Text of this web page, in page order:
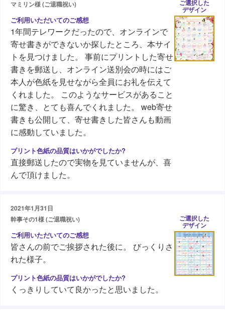
マミリン様 (ご退職祝い)
1年間テレワークだったので、オンラインで
寄せ書きができないか探したところ、本サイ
トを見つけました。 事前にプリントした寄せ
書きを郵送し、オンライン送別会の時にはご
本人が色紙を見せながら全員にお礼を伝えて
くれました。 このようなサービスがあること
に驚き、とても喜んでくれました。 web寄せ
書きも公開して、寄せ書きした皆さんも動画
に感動していました。
直接郵送したので実物を見ていませんが、喜
んで頂けました。
ご選択した
デザイン
2021年1月31日
幹事その1様 (ご退職祝い)
皆さんの前でご挨拶された後に。 びっくりさ
れた様子。
くっきりしていて良かったと思いました。
ご選択した
デザイン